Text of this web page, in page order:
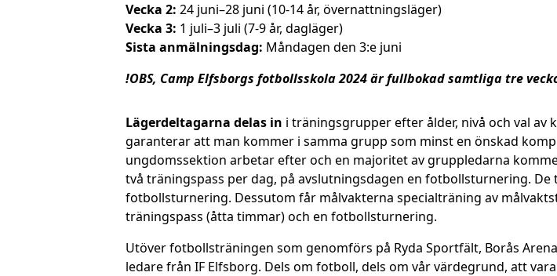
Vecka 2: 24 juni–28 juni (10-14 år, övernattningsläger)
Vecka 3: 1 juli–3 juli (7-9 år, dagläger)
Sista anmälningsdag: Måndagen den 3:e juni
!OBS, Camp Elfsborgs fotbollsskola 2024 är fullbokad samtliga tre
Lägerdeltagarna delas in i träningsgrupper efter ålder, nivå och val av
garanterar att man kommer i samma grupp som minst en önskad
ungdomssektion arbetar efter och en majoritet av gruppledarna
två träningspass per dag, på avslutningsdagen en fotbollsturnering.
fotbollsturnering. Dessutom får målvakterna specialträning av
träningspass (åtta timmar) och en fotbollsturnering.
Utöver fotbollsträningen som genomförs på Ryda Sportfält, Borås
ledare från IF Elfsborg. Dels om fotboll, dels om vår värdegrund, att